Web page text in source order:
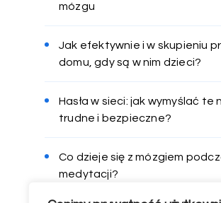
mózgu
Jak efektywnie i w skupieniu
domu, gdy są w nim dzieci?
Hasła w sieci: jak wymyślać te
trudne i bezpieczne?
Co dzieje się z mózgiem
medytacji?